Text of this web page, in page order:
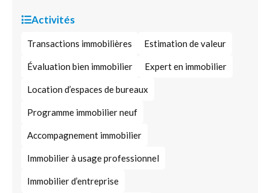
Activités
Transactions immobilières Estimation de valeur
Évaluation bien immobilier Expert en immobilier
Location d’espaces de bureaux
Programme immobilier neuf
Accompagnement immobilier
Immobilier à usage professionnel
Immobilier d’entreprise